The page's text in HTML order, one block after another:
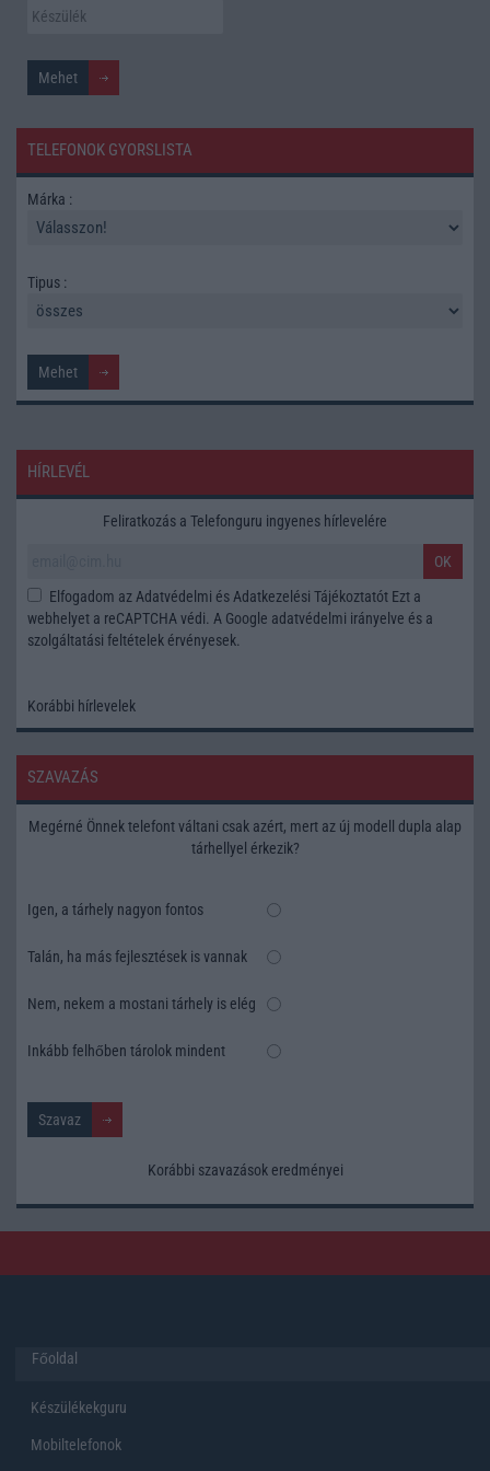
TELEFONOK GYORSLISTA
Márka :
Tipus :
HÍRLEVÉL
Feliratkozás a Telefonguru ingyenes hírlevelére
OK
Elfogadom az Adatvédelmi és Adatkezelési Tájékoztatót Ezt a
webhelyet a reCAPTCHA védi. A Google adatvédelmi irányelve és a
szolgáltatási feltételek érvényesek.
Korábbi hírlevelek
SZAVAZÁS
Megérné Önnek telefont váltani csak azért, mert az új modell dupla alap
tárhellyel érkezik?
Igen, a tárhely nagyon fontos
Talán, ha más fejlesztések is vannak
Nem, nekem a mostani tárhely is elég
Inkább felhőben tárolok mindent
Korábbi szavazások eredményei
Főoldal
Készülékekguru
Mobiltelefonok